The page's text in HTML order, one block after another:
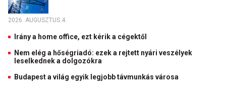
2026. AUGUSZTUS 4.
Irány a home office, ezt kérik a cégektől
Nem elég a hőségriadó: ezek a rejtett nyári veszélyek
leselkednek a dolgozókra
Budapest a világ egyik legjobb távmunkás városa